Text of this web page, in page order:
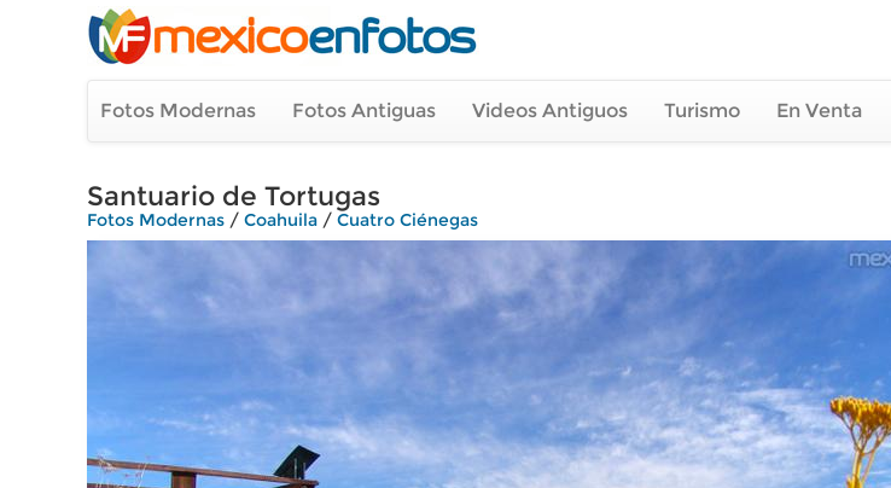
Fotos Modernas Fotos Antiguas Videos Antiguos Turismo En Venta
Santuario de Tortugas
Fotos Modernas / Coahuila / Cuatro Ciénegas